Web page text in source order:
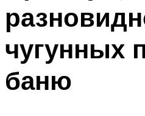
Меню
чугунных
баню